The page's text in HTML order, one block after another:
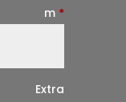
m *
Extra